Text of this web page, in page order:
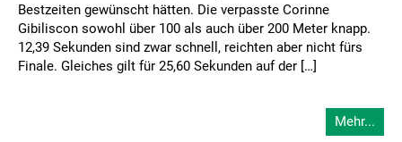
Bestzeiten gewünscht hätten. Die verpasste Corinne
Gibiliscon sowohl über 100 als auch über 200 Meter knapp.
12,39 Sekunden sind zwar schnell, reichten aber nicht fürs
Finale. Gleiches gilt für 25,60 Sekunden auf der […]
Mehr...